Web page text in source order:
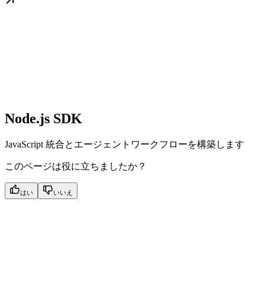
Node.js SDK
JavaScript 統合とエージェントワークフローを構築します
このページは役に立ちましたか？
はい いいえ